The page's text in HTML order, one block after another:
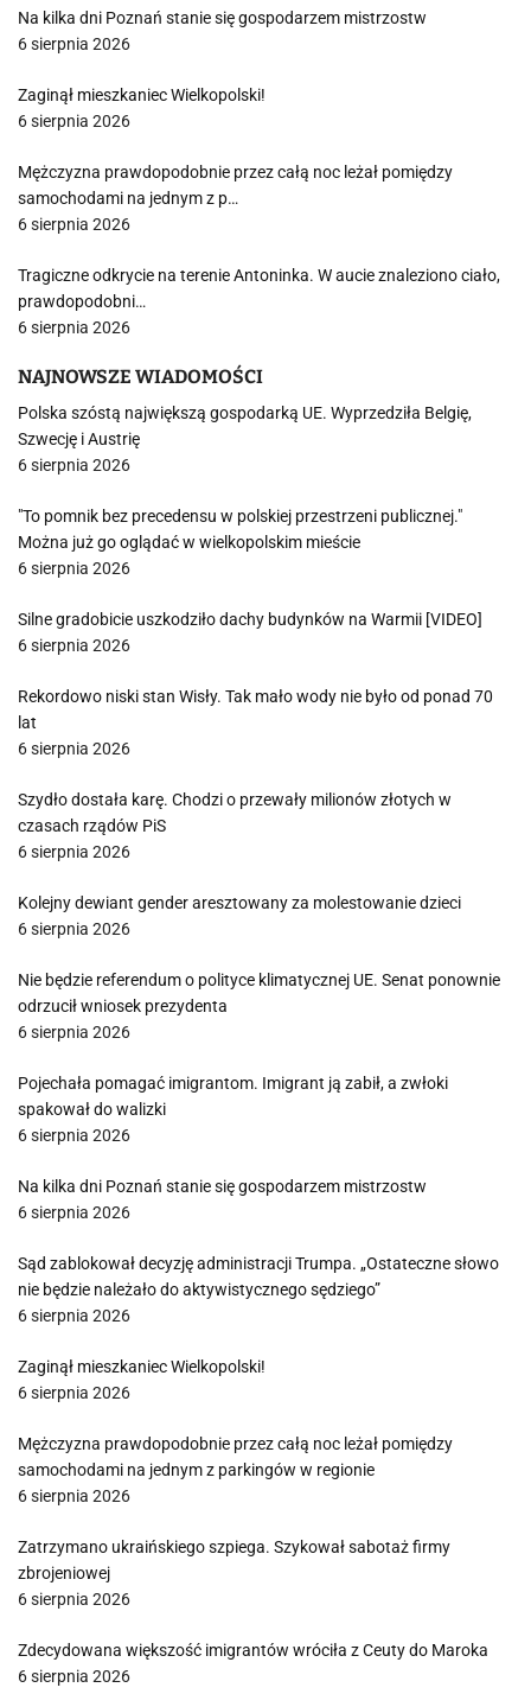
Na kilka dni Poznań stanie się gospodarzem mistrzostw
6 sierpnia 2026
Zaginął mieszkaniec Wielkopolski!
6 sierpnia 2026
Mężczyzna prawdopodobnie przez całą noc leżał pomiędzy
samochodami na jednym z p…
6 sierpnia 2026
Tragiczne odkrycie na terenie Antoninka. W aucie znaleziono ciało,
prawdopodobni…
6 sierpnia 2026
NAJNOWSZE WIADOMOŚCI
Polska szóstą największą gospodarką UE. Wyprzedziła Belgię,
Szwecję i Austrię
6 sierpnia 2026
"To pomnik bez precedensu w polskiej przestrzeni publicznej."
Można już go oglądać w wielkopolskim mieście
6 sierpnia 2026
Silne gradobicie uszkodziło dachy budynków na Warmii [VIDEO]
6 sierpnia 2026
Rekordowo niski stan Wisły. Tak mało wody nie było od ponad 70
lat
6 sierpnia 2026
Szydło dostała karę. Chodzi o przewały milionów złotych w
czasach rządów PiS
6 sierpnia 2026
Kolejny dewiant gender aresztowany za molestowanie dzieci
6 sierpnia 2026
Nie będzie referendum o polityce klimatycznej UE. Senat ponownie
odrzucił wniosek prezydenta
6 sierpnia 2026
Pojechała pomagać imigrantom. Imigrant ją zabił, a zwłoki
spakował do walizki
6 sierpnia 2026
Na kilka dni Poznań stanie się gospodarzem mistrzostw
6 sierpnia 2026
Sąd zablokował decyzję administracji Trumpa. „Ostateczne słowo
nie będzie należało do aktywistycznego sędziego”
6 sierpnia 2026
Zaginął mieszkaniec Wielkopolski!
6 sierpnia 2026
Mężczyzna prawdopodobnie przez całą noc leżał pomiędzy
samochodami na jednym z parkingów w regionie
6 sierpnia 2026
Zatrzymano ukraińskiego szpiega. Szykował sabotaż firmy
zbrojeniowej
6 sierpnia 2026
Zdecydowana większość imigrantów wróciła z Ceuty do Maroka
6 sierpnia 2026